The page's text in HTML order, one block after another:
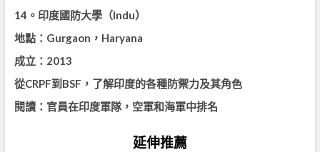
14。印度國防大學（Indu）
地點：Gurgaon，Haryana
成立：2013
從CRPF到BSF，了解印度的各種防禦力及其角色
閱讀：官員在印度軍隊，空軍和海軍中排名
延伸推薦